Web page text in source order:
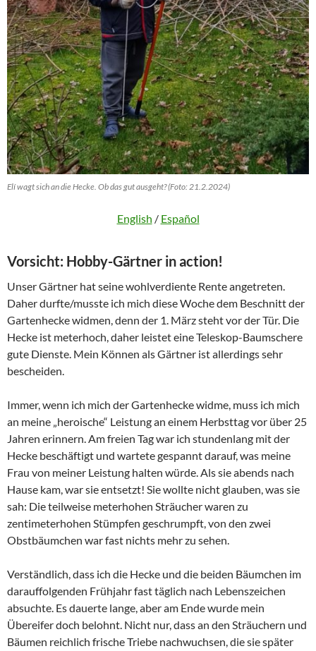
Elí wagt sich an die Hecke. Ob das gut ausgeht? (Foto: 21.2.2024)
English / Español
Vorsicht: Hobby-Gärtner in action!
Unser Gärtner hat seine wohlverdiente Rente angetreten.
Daher durfte/musste ich mich diese Woche dem Beschnitt der
Gartenhecke widmen, denn der 1. März steht vor der Tür. Die
Hecke ist meterhoch, daher leistet eine Teleskop-Baumschere
gute Dienste. Mein Können als Gärtner ist allerdings sehr
bescheiden.
Immer, wenn ich mich der Gartenhecke widme, muss ich mich
an meine „heroische“ Leistung an einem Herbsttag vor über 25
Jahren erinnern. Am freien Tag war ich stundenlang mit der
Hecke beschäftigt und wartete gespannt darauf, was meine
Frau von meiner Leistung halten würde. Als sie abends nach
Hause kam, war sie entsetzt! Sie wollte nicht glauben, was sie
sah: Die teilweise meterhohen Sträucher waren zu
zentimeterhohen Stümpfen geschrumpft, von den zwei
Obstbäumchen war fast nichts mehr zu sehen.
Verständlich, dass ich die Hecke und die beiden Bäumchen im
darauffolgenden Frühjahr fast täglich nach Lebenszeichen
absuchte. Es dauerte lange, aber am Ende wurde mein
Übereifer doch belohnt. Nicht nur, dass an den Sträuchern und
Bäumen reichlich frische Triebe nachwuchsen, die sie später